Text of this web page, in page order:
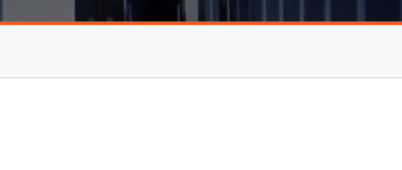
호남권연구본부
기획본부